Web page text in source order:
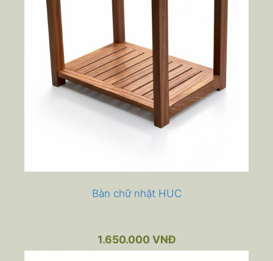
Bàn chữ nhật HUC
n
g
o
1.650.000 VNĐ